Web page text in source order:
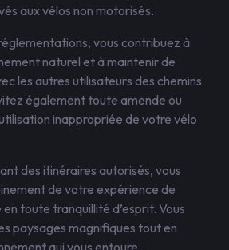
aux vélos non motorisés.
vous contribuez à
naturel et à maintenir de
les autres utilisateurs des chemins
également toute amende ou
inappropriée de votre vélo
des itinéraires autorisés, vous
de votre expérience de
toute tranquillité d’esprit. Vous
paysages magnifiques tout en
qui vous entoure.